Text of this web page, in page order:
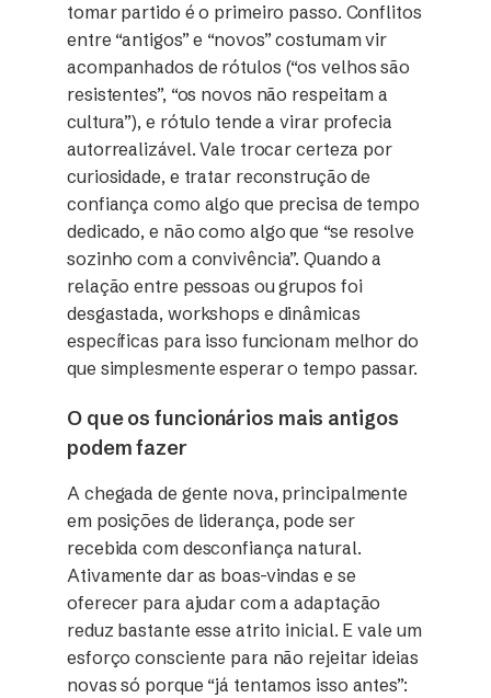
tomar partido é o primeiro passo. Conflitos
entre “antigos” e “novos” costumam vir
acompanhados de rótulos (“os velhos são
resistentes”, “os novos não respeitam a
cultura”), e rótulo tende a virar profecia
autorrealizável. Vale trocar certeza por
curiosidade, e tratar reconstrução de
confiança como algo que precisa de tempo
dedicado, e não como algo que “se resolve
sozinho com a convivência”. Quando a
relação entre pessoas ou grupos foi
desgastada, workshops e dinâmicas
específicas para isso funcionam melhor do
que simplesmente esperar o tempo passar.
O que os funcionários mais antigos
podem fazer
A chegada de gente nova, principalmente
em posições de liderança, pode ser
recebida com desconfiança natural.
Ativamente dar as boas-vindas e se
oferecer para ajudar com a adaptação
reduz bastante esse atrito inicial. E vale um
esforço consciente para não rejeitar ideias
novas só porque “já tentamos isso antes”: